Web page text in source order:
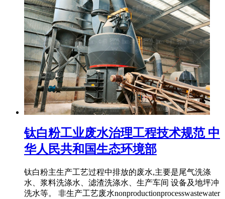
钛白粉工业废水治理工程技术规范 中
华人民共和国生态环境部
钛白粉主生产工艺过程中排放的废水,主要是尾气洗涤
水、浆料洗涤水、滤渣洗涤水、生产车间 设备及地坪冲
洗水等。 非生产工艺废水nonproductionprocesswastewater